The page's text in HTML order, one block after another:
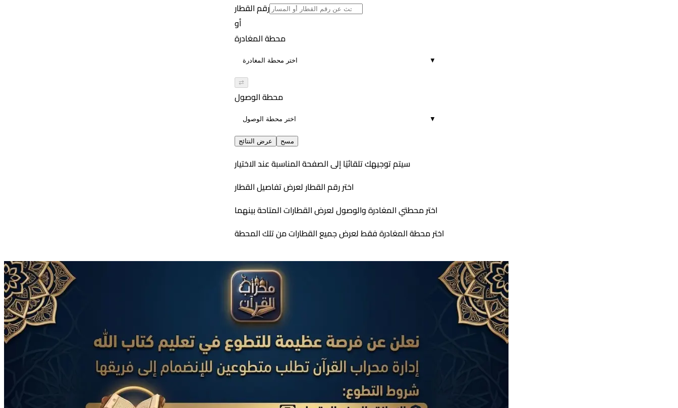
رقم القطار
أو
محطة المغادرة
▼
⇄
محطة الوصول
▼
عرض النتائج مسح
سيتم توجيهك تلقائيًا إلى الصفحة المناسبة عند الاختيار
اختر رقم القطار لعرض تفاصيل القطار
اختر محطتي المغادرة والوصول لعرض القطارات المتاحة بينهما
اختر محطة المغادرة فقط لعرض جميع القطارات من تلك المحطة